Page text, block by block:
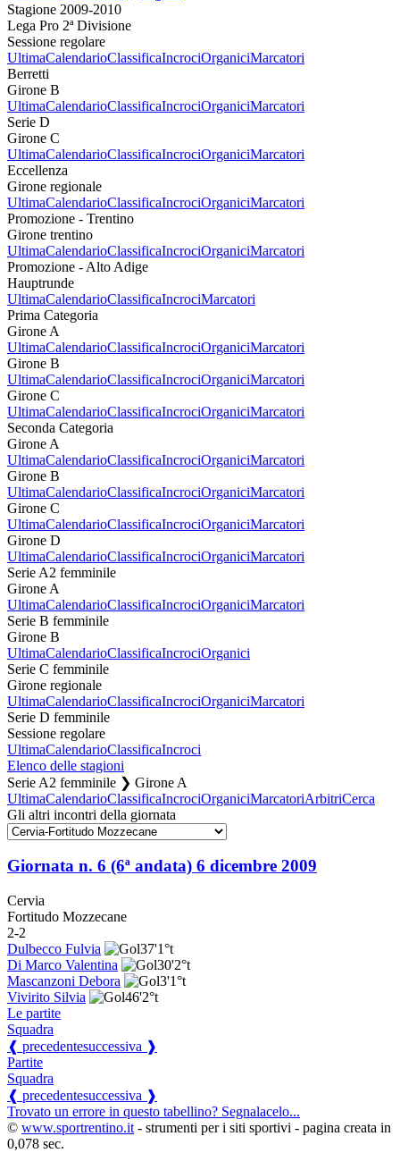
Stagione 2009-2010
Lega Pro 2ª Divisione
Sessione regolare
UltimaCalendarioClassificaIncrociOrganiciMarcatori
Berretti
Girone B
UltimaCalendarioClassificaIncrociOrganiciMarcatori
Serie D
Girone C
UltimaCalendarioClassificaIncrociOrganiciMarcatori
Eccellenza
Girone regionale
UltimaCalendarioClassificaIncrociOrganiciMarcatori
Promozione - Trentino
Girone trentino
UltimaCalendarioClassificaIncrociOrganiciMarcatori
Promozione - Alto Adige
Hauptrunde
UltimaCalendarioClassificaIncrociMarcatori
Prima Categoria
Girone A
UltimaCalendarioClassificaIncrociOrganiciMarcatori
Girone B
UltimaCalendarioClassificaIncrociOrganiciMarcatori
Girone C
UltimaCalendarioClassificaIncrociOrganiciMarcatori
Seconda Categoria
Girone A
UltimaCalendarioClassificaIncrociOrganiciMarcatori
Girone B
UltimaCalendarioClassificaIncrociOrganiciMarcatori
Girone C
UltimaCalendarioClassificaIncrociOrganiciMarcatori
Girone D
UltimaCalendarioClassificaIncrociOrganiciMarcatori
Serie A2 femminile
Girone A
UltimaCalendarioClassificaIncrociOrganiciMarcatori
Serie B femminile
Girone B
UltimaCalendarioClassificaIncrociOrganici
Serie C femminile
Girone regionale
UltimaCalendarioClassificaIncrociOrganiciMarcatori
Serie D femminile
Sessione regolare
UltimaCalendarioClassificaIncroci
Elenco delle stagioni
Serie A2 femminile ❯ Girone A
UltimaCalendarioClassificaIncrociOrganiciMarcatoriArbitriCerca
Gli altri incontri della giornata
Giornata n. 6 (6ª andata) 6 dicembre 2009
Cervia
Fortitudo Mozzecane
2-2
Dulbecco Fulvia
37'1°t
Di Marco Valentina
30'2°t
Mascanzoni Debora
3'1°t
Vivirito Silvia
46'2°t
Le partite
Squadra
❰ precedentesuccessiva ❱
Partite
Squadra
❰ precedentesuccessiva ❱
Trovato un errore in questo tabellino? Segnalacelo...
© www.sportrentino.it - strumenti per i siti sportivi - pagina creata in
0,078 sec.